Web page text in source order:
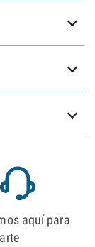
aquí para